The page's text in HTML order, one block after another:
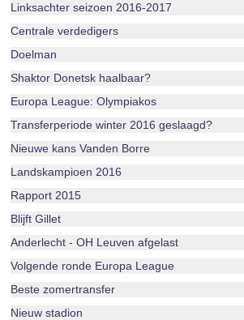
Linksachter seizoen 2016-2017
Centrale verdedigers
Doelman
Shaktor Donetsk haalbaar?
Europa League: Olympiakos
Transferperiode winter 2016 geslaagd?
Nieuwe kans Vanden Borre
Landskampioen 2016
Rapport 2015
Blijft Gillet
Anderlecht - OH Leuven afgelast
Volgende ronde Europa League
Beste zomertransfer
Nieuw stadion